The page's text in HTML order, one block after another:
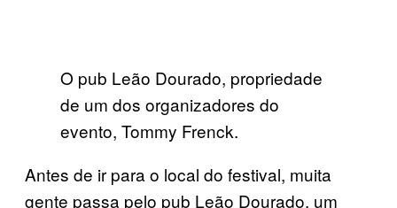
O pub Leão Dourado, propriedade
de um dos organizadores do
evento, Tommy Frenck.
Antes de ir para o local do festival, muita
gente passa pelo pub Leão Dourado, um